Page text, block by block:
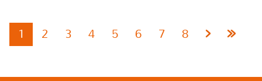
1 2 3 4 5 6 7 8